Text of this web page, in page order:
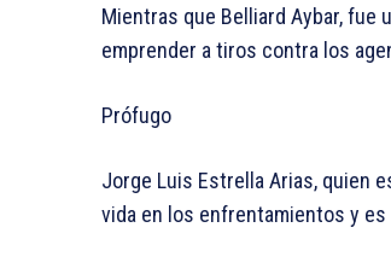
Mientras que Belliard Aybar, fue
emprender a tiros contra los
Prófugo
Jorge Luis Estrella Arias, quien
vida en los enfrentamientos y